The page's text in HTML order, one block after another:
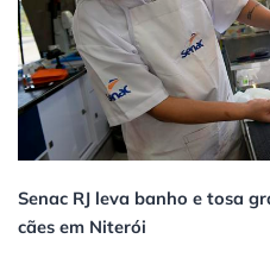
Senac RJ leva banho e tosa
cães em Niterói